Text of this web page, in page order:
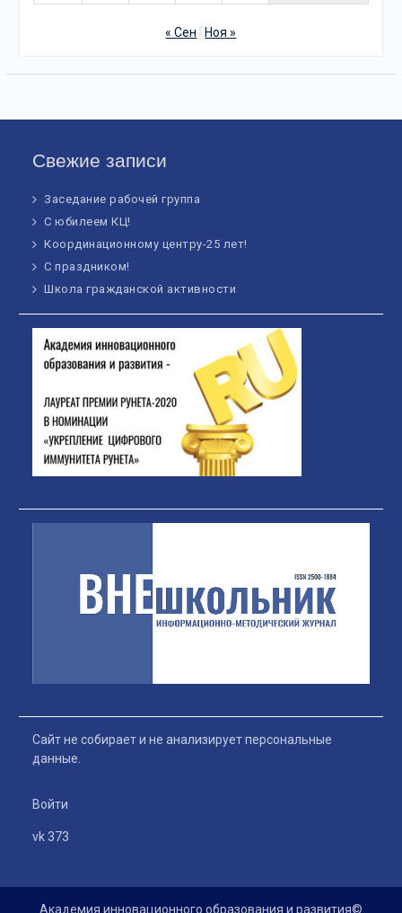
« Сен Ноя »
Свежие записи
Заседание рабочей группа
С юбилеем КЦ!
Координационному центру-25 лет!
С праздником!
Школа гражданской активности
Сайт не собирает и не анализирует персональные
данные.
Войти
vk 373
Академия инновационного образования и развития©